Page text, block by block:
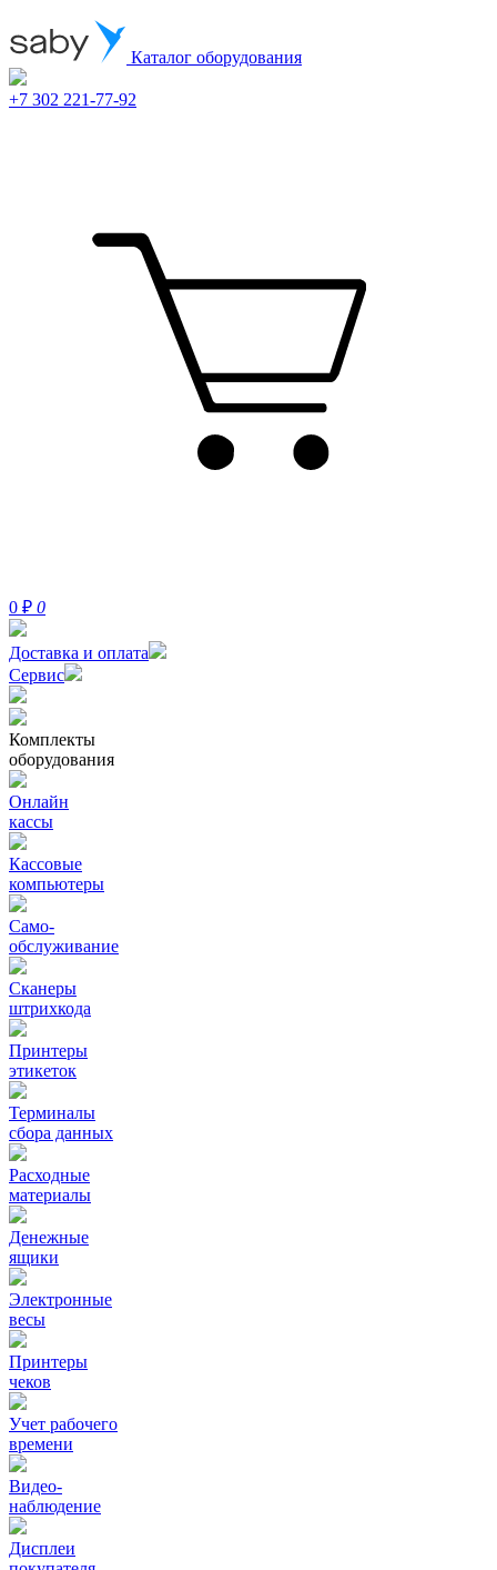
Каталог оборудования
+7 302 221-77-92
0 ₽ 0
Доставка и оплата
Сервис
Комплекты
оборудования
Онлайн
кассы
Кассовые
компьютеры
Само-
обслуживание
Сканеры
штрихкода
Принтеры
этикеток
Терминалы
сбора данных
Расходные
материалы
Денежные
ящики
Электронные
весы
Принтеры
чеков
Учет рабочего
времени
Видео‑
наблюдение
Дисплеи